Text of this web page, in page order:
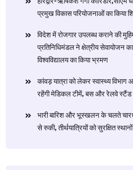
प्रमुख विकास परियोजनाओं का किया
विदेश में रोजगार उपलब्ध कराने की
प्रतिनिधिमंडल ने क्षेत्रीय सेवायोजन
विश्वविद्यालय का किया भ्रमण
​कांवड़ यात्रा को लेकर स्वास्थ्य
रहेंगी मेडिकल टीमें, बस और रेलवे स्टैंड
​भारी बारिश और भूस्खलन के चलते
से रुकी, तीर्थयात्रियों को सुरक्षित